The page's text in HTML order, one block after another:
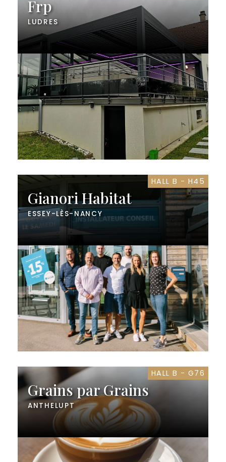
Frp
LUDRES
HALL B - H45
Gianori Habitat
ESSEY-LÈS-NANCY
HALL B - G76
Grains par Grains
ANTHELUPT